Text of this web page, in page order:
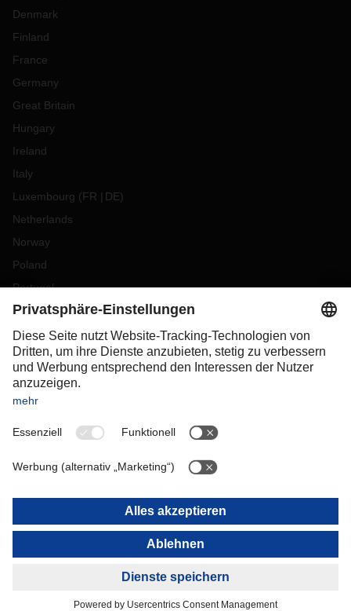
Denmark
Finland
France
Germany
Great Britain
Hungary
Ireland
Italy
Luxembourg (FR DE)
Netherlands
Norway
Poland
Portugal
Romania
Slovakia
Spain
Sweden
Switzerland
OCEANIA